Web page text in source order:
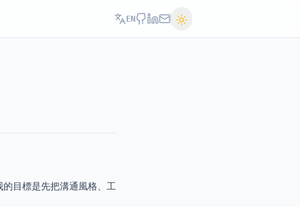
EN
目標是先把溝通風格、工